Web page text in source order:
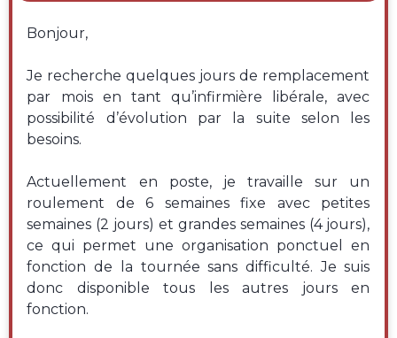
Bonjour,
Je recherche quelques jours de remplacement
par mois en tant qu’infirmière libérale, avec
possibilité d’évolution par la suite selon les
besoins.
Actuellement en poste, je travaille sur un
roulement de 6 semaines fixe avec petites
semaines (2 jours) et grandes semaines (4 jours),
ce qui permet une organisation ponctuel en
fonction de la tournée sans difficulté. Je suis
donc disponible tous les autres jours en
fonction.